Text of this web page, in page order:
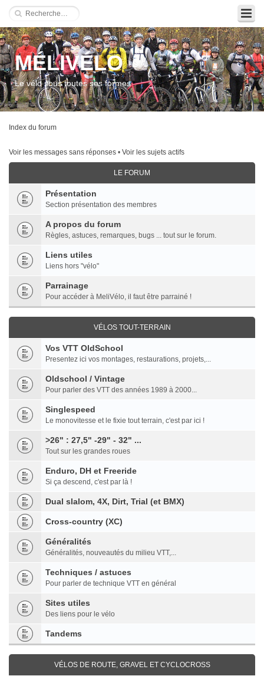
MÉLIVÉLO
Le vélo sous toutes ses formes
Index du forum
Voir les messages sans réponses • Voir les sujets actifs
LE FORUM
Présentation
Section présentation des membres
A propos du forum
Règles, astuces, remarques, bugs ... tout sur le forum.
Liens utiles
Liens hors "vélo"
Parrainage
Pour accéder à MeliVélo, il faut être parrainé !
VÉLOS TOUT-TERRAIN
Vos VTT OldSchool
Presentez ici vos montages, restaurations, projets,...
Oldschool / Vintage
Pour parler des VTT des années 1989 à 2000...
Singlespeed
Le monovitesse et le fixie tout terrain, c'est par ici !
>26" : 27,5" -29" - 32" ...
Tout sur les grandes roues
Enduro, DH et Freeride
Si ça descend, c'est par là !
Dual slalom, 4X, Dirt, Trial (et BMX)
Cross-country (XC)
Généralités
Généralités, nouveautés du milieu VTT,...
Techniques / astuces
Pour parler de technique VTT en général
Sites utiles
Des liens pour le vélo
Tandems
VÉLOS DE ROUTE, GRAVEL ET CYCLOCROSS